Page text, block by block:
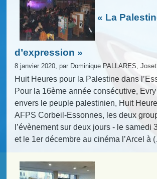
« La
d’expression »
8 janvier 2020, par Dominique PALLARES,
Huit Heures pour la Palestine dans
Pour la 16ème année consécutive,
envers le peuple palestinien, Huit
AFPS Corbeil-Essonnes, les deux
l’évènement sur deux jours - le
et le 1er décembre au cinéma l’Arcel à